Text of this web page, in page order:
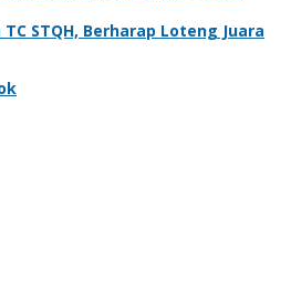
STQH, Berharap Loteng Juara